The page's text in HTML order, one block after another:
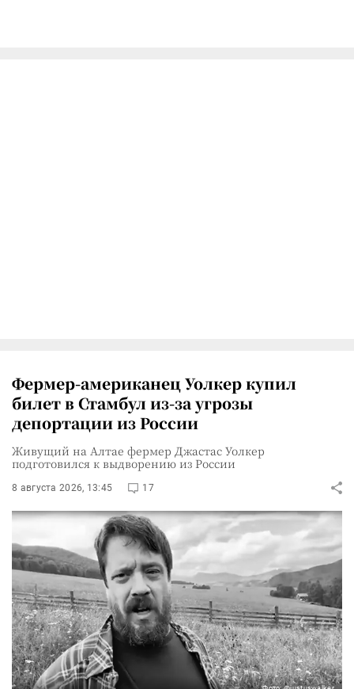
Фермер-американец Уолкер купил
билет в Стамбул из-за угрозы
депортации из России
Живущий на Алтае фермер Джастас Уолкер
подготовился к выдворению из России
8 августа 2026, 13:45 17